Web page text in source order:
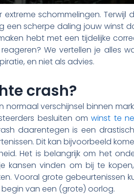
schommelingen. Terwijl
scherpe daling jouw winst
hebt met een tijdelijke
We vertellen je alles
en niet als advies.
crash?
normaal verschijnsel binnen
besluiten omwinst te
daarentegen is een
Dit kan bijvoorbeeld
Het is belangrijk om het
kansen vinden om bij te
Vooral grote gebeurtenissen
begin van een (grote) oorlog.